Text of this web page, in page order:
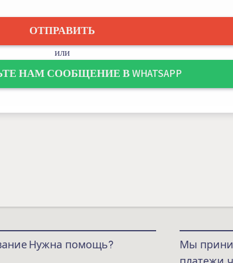
ОТПРАВИТЬ
или
НАМ СООБЩЕНИЕ В WHATSAPP
Нужна помощь?
Мы